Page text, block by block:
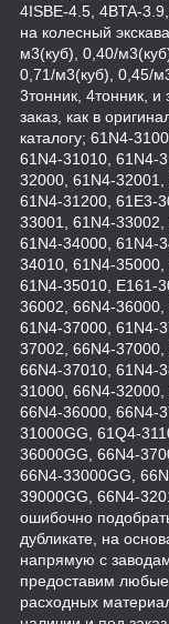
4ISBE-4.5, 4BTA-
на колесный
м3(куб), 0,40/
0,71/м3(куб), 0,45/
3тонник, 4тонник, и
заказ, как в
каталогу; 61N4-
61N4-31010, 61N4-
32000, 61N4-32001,
61N4-31200, 61E3-
33001, 61N4-33002,
61N4-34000, 61N4-
34010, 61N4-
61N4-35010, E161-
36002, 66N4-36000,
61N4-37000, 61N4-
37002, 66N4-37000,
66N4-37010, 61N4-
31000, 66N4-
66N4-36000, 66N4-
31000GG, 61Q4-
36000GG, 66N4-
66N4-33000GG,
39000GG, 66N4-
ошибочно
дубликате, на
напрямую с
предоставим любые
расходных